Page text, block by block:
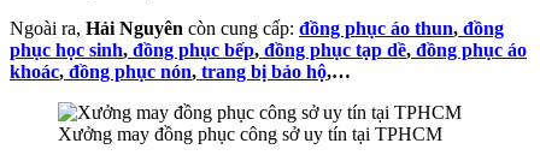
Ngoài ra, Hải Nguyên còn cung cấp: đồng phục áo thun, đồng
phục học sinh, đồng phục bếp, đồng phục tạp dề, đồng phục áo
khoác, đồng phục nón, trang bị bảo hộ,…
Xưởng may đồng phục công sở uy tín tại TPHCM